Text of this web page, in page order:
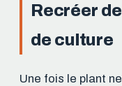
Recréer
de culture
Une fois le plant